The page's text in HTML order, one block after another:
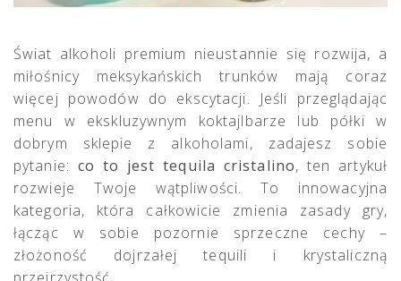
Świat alkoholi premium nieustannie się rozwija, a
miłośnicy meksykańskich trunków mają coraz
więcej powodów do ekscytacji. Jeśli przeglądając
menu w ekskluzywnym koktajlbarze lub półki w
dobrym sklepie z alkoholami, zadajesz sobie
pytanie: co to jest tequila cristalino, ten artykuł
rozwieje Twoje wątpliwości. To innowacyjna
kategoria, która całkowicie zmienia zasady gry,
łącząc w sobie pozornie sprzeczne cechy –
złożoność dojrzałej tequili i krystaliczną